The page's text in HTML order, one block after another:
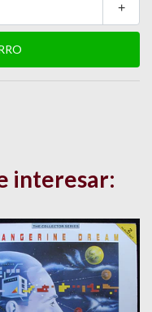
+
interesar: